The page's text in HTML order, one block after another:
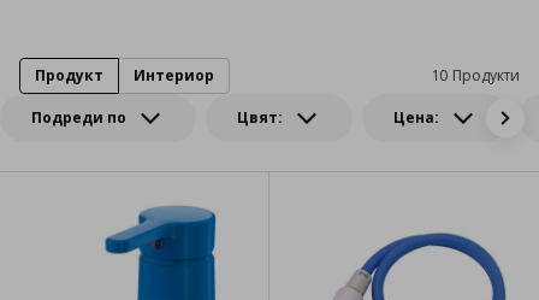
Подреди по Цвят: Цена:
10 Продукти
Продукт Интериор